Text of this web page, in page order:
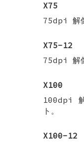
X75
75dpi 解
X75-12
75dpi 解
X100
100dpi
ト。
X100-12